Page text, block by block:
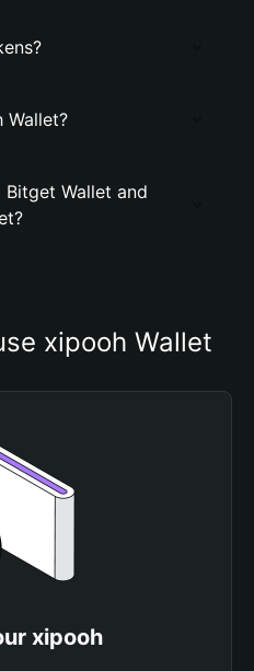
Wallet?
Wallet and
xipooh Wallet
xipooh